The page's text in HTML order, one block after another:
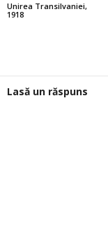
Unirea Transilvaniei,
1918
Lasă un răspuns